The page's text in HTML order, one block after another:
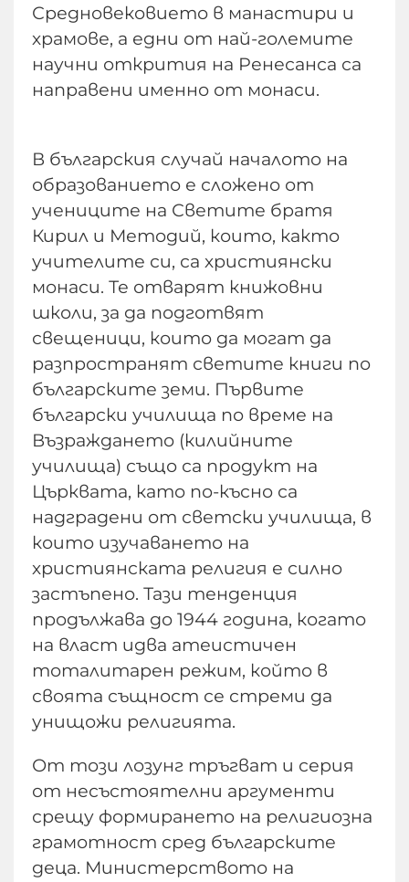
Средновековието в манастири и
храмове, а едни от най-големите
научни открития на Ренесанса са
направени именно от монаси.
В българския случай началото на
образованието е сложено от
учениците на Светите братя
Кирил и Методий, които, както
учителите си, са християнски
монаси. Те отварят книжовни
школи, за да подготвят
свещеници, които да могат да
разпространят светите книги по
българските земи. Първите
български училища по време на
Възраждането (килийните
училища) също са продукт на
Църквата, като по-късно са
надградени от светски училища, в
които изучаването на
християнската религия е силно
застъпено. Тази тенденция
продължава до 1944 година, когато
на власт идва атеистичен
тоталитарен режим, който в
своята същност се стреми да
унищожи религията.
От този лозунг тръгват и серия
от несъстоятелни аргументи
срещу формирането на религиозна
грамотност сред българските
деца. Министерството на